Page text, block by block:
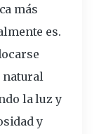
más
es.
natural
la luz y
y